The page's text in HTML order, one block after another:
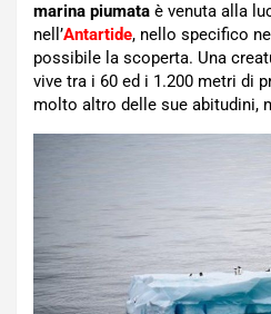
marina piumata è venuta alla
nell’Antartide, nello specifico
possibile la scoperta. Una
vive tra i 60 ed i 1.200 metri di
molto altro delle sue abitudini,